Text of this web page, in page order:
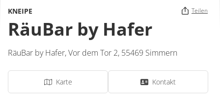
KNEIPE Teilen
RäuBar by Hafer
RäuBar by Hafer,Vor dem Tor 2, 55469 Simmern
Karte Kontakt